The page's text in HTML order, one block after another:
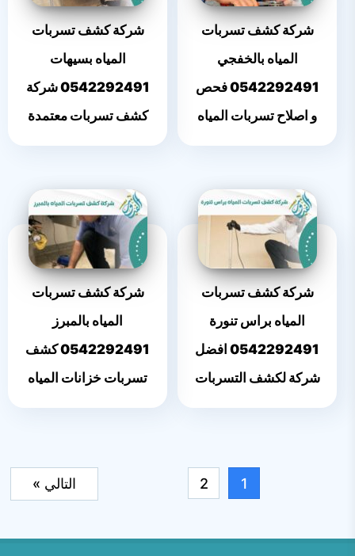
شركة كشف تسربات
المياه بالخفجي
0542292491 فحص
و اصلاح تسربات المياه
شركة كشف تسربات
المياه بسيهات
0542292491 شركة
كشف تسربات معتمدة
شركة كشف تسربات
المياه براس تنورة
0542292491 افضل
شركة لكشف التسربات
شركة كشف تسربات
المياه بالمبرز
0542292491 كشف
تسربات خزانات المياه
1
2 التالي »